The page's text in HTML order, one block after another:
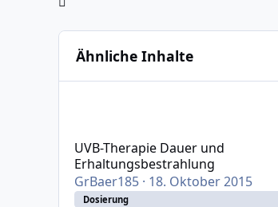
Ähnliche Inhalte
UVB-Therapie Dauer und
Erhaltungsbestrahlung
GrBaer185· 18. Oktober 2015
Dosierung